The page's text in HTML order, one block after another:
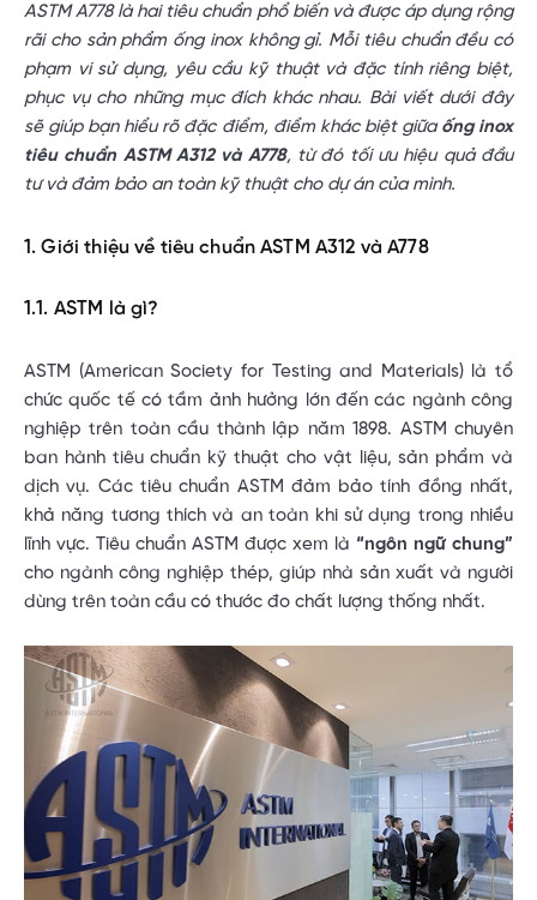
ASTM A778 là hai tiêu chuẩn phổ biến và được áp dụng rộng
rãi cho sản phẩm ống inox không gỉ. Mỗi tiêu chuẩn đều có
phạm vi sử dụng, yêu cầu kỹ thuật và đặc tính riêng biệt,
phục vụ cho những mục đích khác nhau. Bài viết dưới đây
sẽ giúp bạn hiểu rõ đặc điểm, điểm khác biệt giữaống inox
tiêu chuẩn ASTM A312 và A778, từ đó tối ưu hiệu quả đầu
tư và đảm bảo an toàn kỹ thuật cho dự án của mình.
1. Giới thiệu về tiêu chuẩn ASTM A312 và A778
1.1. ASTM là gì?
ASTM (American Society for Testing and Materials) là tổ
chức quốc tế có tầm ảnh hưởng lớn đến các ngành công
nghiệp trên toàn cầu thành lập năm 1898. ASTM chuyên
ban hành tiêu chuẩn kỹ thuật cho vật liệu, sản phẩm và
dịch vụ. Các tiêu chuẩn ASTM đảm bảo tính đồng nhất,
khả năng tương thích và an toàn khi sử dụng trong nhiều
lĩnh vực. Tiêu chuẩn ASTM được xem là “ngôn ngữ chung”
cho ngành công nghiệp thép, giúp nhà sản xuất và người
dùng trên toàn cầu có thước đo chất lượng thống nhất.